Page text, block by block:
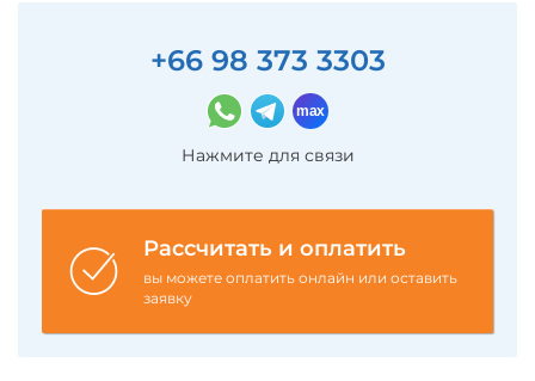
+66 98 373 3303
Нажмите для связи
Рассчитать и оплатить
вы можете оплатить онлайн или оставить
заявку